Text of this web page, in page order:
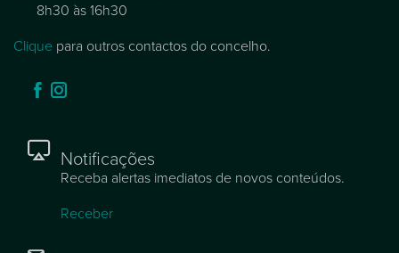
8h30 às 16h30
Clique para outros contactos do concelho.
Notificações
Receba alertas imediatos de novos conteúdos.
Receber